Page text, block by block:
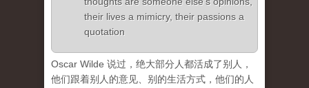
their lives a mimicry, their passions a
quotation
Oscar Wilde 说过，绝大部分人都活成了别人，
他们跟着别人的意见、别的生活方式，他们的人